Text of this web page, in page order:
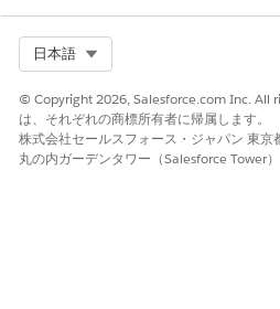
このアクションをトリガーする発
「この四半期の新しいパフォー
「新しい仕事の目的を設定したい」
「[セキュリティトレーニングを
日本語
© Copyright 2026, Salesforce.com Inc. All
は、それぞれの商標所有者に帰属します。
株式会社セールスフォース・ジャパン 東
丸の内ガーデンタワー（Salesforce Tower）